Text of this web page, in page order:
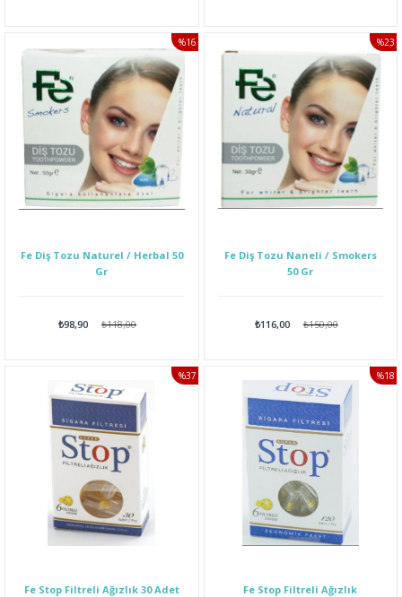
Fe Diş Tozu Naturel / Herbal 50
Gr
₺98,90 ₺118,00
%16
Fe Diş Tozu Naneli / Smokers
50 Gr
₺116,00 ₺150,00
%23
Fe Stop Filtreli Ağızlık 30 Adet
%37
Fe Stop Filtreli Ağızlık
%18